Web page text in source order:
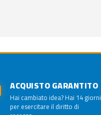
ACQUISTO GARANTITO
Hai cambiato idea? Hai 14 giorni
per esercitare il diritto di